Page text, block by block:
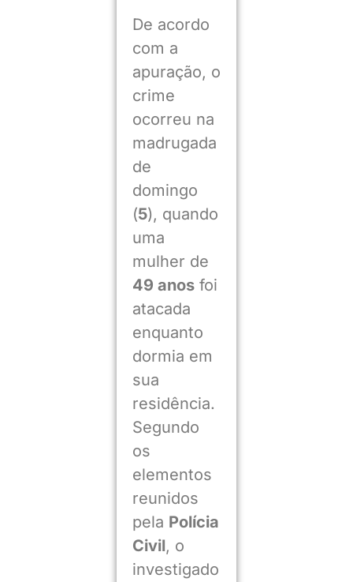
De acordo
com a
apuração, o
crime
ocorreu na
madrugada
de
domingo
(5), quando
uma
mulher de
49 anosfoi
atacada
enquanto
dormia em
sua
residência.
Segundo
os
elementos
reunidos
pela Polícia
Civil, o
investigado